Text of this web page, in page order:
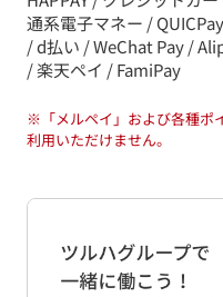
通系電子マネー /
/ d払い / WeChat Pay /
/ 楽天ペイ / FamiPay
※ 「メルペイ」および各種
利用いただけません。